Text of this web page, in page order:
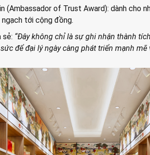
(Ambassador of Trust Award): dành cho
ngạch tới cộng đồng.
sẻ: “Đây không chỉ là sự ghi nhận thành
để đại lý ngày càng phát triển mạnh mẽ